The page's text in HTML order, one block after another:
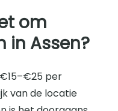
om
in Assen?
per
van de locatie